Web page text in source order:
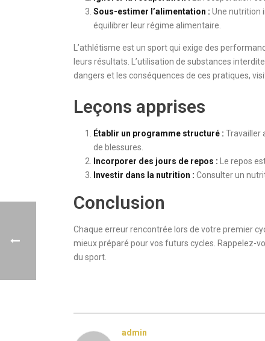
Sous-estimer l’alimentation : Une nutrition
équilibrer leur régime alimentaire.
L’athlétisme est un sport qui exige des
leurs résultats. L’utilisation de substances
dangers et les conséquences de ces pratiques,
Leçons apprises
Établir un programme structuré : Travailler
de blessures.
Incorporer des jours de repos : Le repos
Investir dans la nutrition : Consulter un
Conclusion
Chaque erreur rencontrée lors de votre premier
mieux préparé pour vos futurs cycles. Rappelez-
du sport.
admin